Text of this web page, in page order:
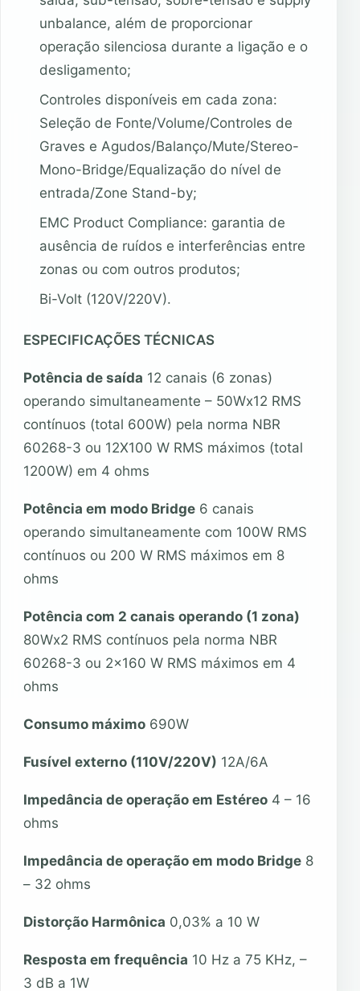
unbalance, além de proporcionar
operação silenciosa durante a ligação e o
desligamento;
Controles disponíveis em cada zona:
Seleção de Fonte/Volume/Controles de
Graves e Agudos/Balanço/Mute/Stereo-
Mono-Bridge/Equalização do nível de
entrada/Zone Stand-by;
EMC Product Compliance: garantia de
ausência de ruídos e interferências entre
zonas ou com outros produtos;
Bi-Volt (120V/220V).
ESPECIFICAÇÕES TÉCNICAS
Potência de saída 12 canais (6 zonas)
operando simultaneamente – 50Wx12 RMS
contínuos (total 600W) pela norma NBR
60268-3 ou 12X100 W RMS máximos (total
1200W) em 4 ohms
Potência em modo Bridge 6 canais
operando simultaneamente com 100W RMS
contínuos ou 200 W RMS máximos em 8
ohms
Potência com 2 canais operando (1 zona)
80Wx2 RMS contínuos pela norma NBR
60268-3 ou 2×160 W RMS máximos em 4
ohms
Consumo máximo 690W
Fusível externo (110V/220V) 12A/6A
Impedância de operação em Estéreo 4 – 16
ohms
Impedância de operação em modo Bridge 8
– 32 ohms
Distorção Harmônica 0,03% a 10 W
Resposta em frequência 10 Hz a 75 KHz, –
3 dB a 1W